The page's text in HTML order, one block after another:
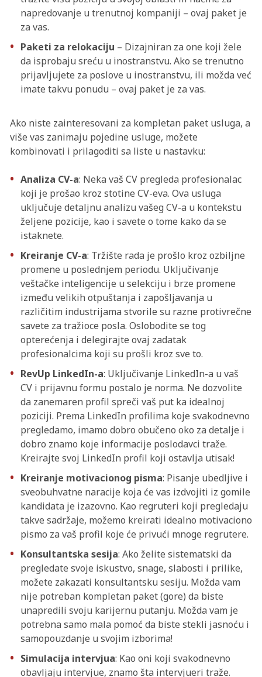
napredovanje u trenutnoj kompaniji – ovaj paket je
za vas.
Paketi za relokaciju – Dizajniran za one koji žele
da isprobaju sreću u inostranstvu. Ako se trenutno
prijavljujete za poslove u inostranstvu, ili možda već
imate takvu ponudu – ovaj paket je za vas.
Ako niste zainteresovani za kompletan paket usluga, a
više vas zanimaju pojedine usluge, možete
kombinovati i prilagoditi sa liste u nastavku:
Analiza CV-a: Neka vaš CV pregleda profesionalac
koji je prošao kroz stotine CV-eva. Ova usluga
uključuje detaljnu analizu vašeg CV-a u kontekstu
željene pozicije, kao i savete o tome kako da se
istaknete.
Kreiranje CV-a: Tržište rada je prošlo kroz ozbiljne
promene u poslednjem periodu. Uključivanje
veštačke inteligencije u selekciju i brze promene
između velikih otpuštanja i zapošljavanja u
različitim industrijama stvorile su razne protivrečne
savete za tražioce posla. Oslobodite se tog
opterećenja i delegirajte ovaj zadatak
profesionalcima koji su prošli kroz sve to.
RevUp LinkedIn-a: Uključivanje LinkedIn-a u vaš
CV i prijavnu formu postalo je norma. Ne dozvolite
da zanemaren profil spreči vaš put ka idealnoj
poziciji. Prema LinkedIn profilima koje svakodnevno
pregledamo, imamo dobro obučeno oko za detalje i
dobro znamo koje informacije poslodavci traže.
Kreirajte svoj LinkedIn profil koji ostavlja utisak!
Kreiranje motivacionog pisma: Pisanje ubedljive i
sveobuhvatne naracije koja će vas izdvojiti iz gomile
kandidata je izazovno. Kao regruteri koji pregledaju
takve sadržaje, možemo kreirati idealno motivaciono
pismo za vaš profil koje će privući mnoge regrutere.
Konsultantska sesija: Ako želite sistematski da
pregledate svoje iskustvo, snage, slabosti i prilike,
možete zakazati konsultantsku sesiju. Možda vam
nije potreban kompletan paket (gore) da biste
unapredili svoju karijernu putanju. Možda vam je
potrebna samo mala pomoć da biste stekli jasnoću i
samopouzdanje u svojim izborima!
Simulacija intervjua: Kao oni koji svakodnevno
obavljaju intervjue, znamo šta intervjueri traže.